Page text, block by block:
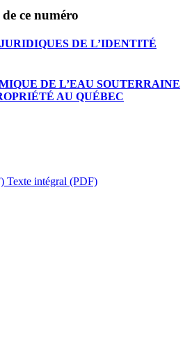
ce numéro
DE L’IDENTITÉ
DE L’EAU SOUTERRAINE
AU QUÉBEC
Texte intégral (PDF)